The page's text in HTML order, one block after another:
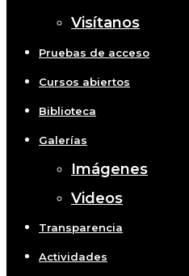
Visítanos
Pruebas de acceso
Cursos abiertos
Biblioteca
Galerías
Imágenes
Videos
Transparencia
Actividades